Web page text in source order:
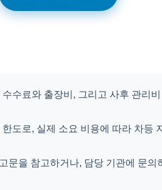
수료와 출장비, 그리고 사후 관리
도로, 실제 소요 비용에 따라 차등
문을 참고하거나, 담당 기관에 문의